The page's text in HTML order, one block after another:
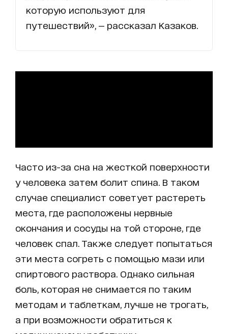
которую используют для
путешествий», — рассказал Казаков.
Часто из-за сна на жесткой поверхности
у человека затем болит спина. В таком
случае специалист советует растереть
места, где расположены нервные
окончания и сосуды на той стороне, где
человек спал. Также следует попытаться
эти места согреть с помощью мази или
спиртового раствора. Однако сильная
боль, которая не снимается по таким
методам и таблеткам, лучше не трогать,
а при возможности обратиться к